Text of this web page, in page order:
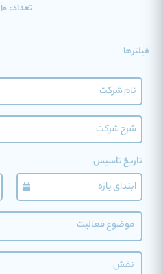
تعداد: 10
فیلترها
تاریخ تاسیس
موضوع فعالیت
نقش